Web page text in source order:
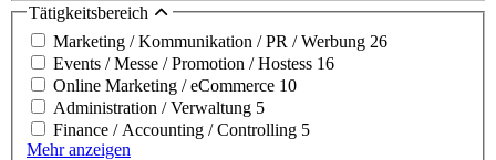
Tätigkeitsbereich
Marketing / Kommunikation / PR / Werbung 26
Events / Messe / Promotion / Hostess 16
Online Marketing / eCommerce 10
Administration / Verwaltung 5
Finance / Accounting / Controlling 5
Mehr anzeigen